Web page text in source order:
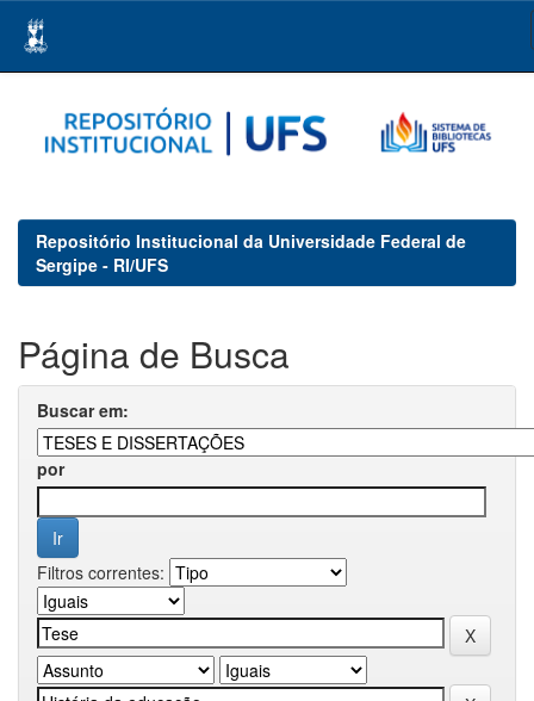
navigation
Repositório Institucional da Universidade Federal de
Sergipe - RI/UFS
Página de Busca
Buscar em:
por
Filtros correntes: